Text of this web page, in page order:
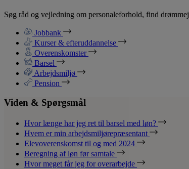
Søg råd og vejledning om personaleforhold, find
Jobbank
Kurser & efteruddannelse
Overenskomster
Barsel
Arbejdsmiljø
Pension
Viden & Spørgsmål
Hvor længe har jeg ret til barsel med løn?
Hvem er min arbejdsmiljørepræsentant
Elevoverenskomst til og med 2024
Beregning af løn før samtale
Hvor meget får jeg for overarbejde